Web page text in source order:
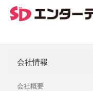
会社情報
会社概要